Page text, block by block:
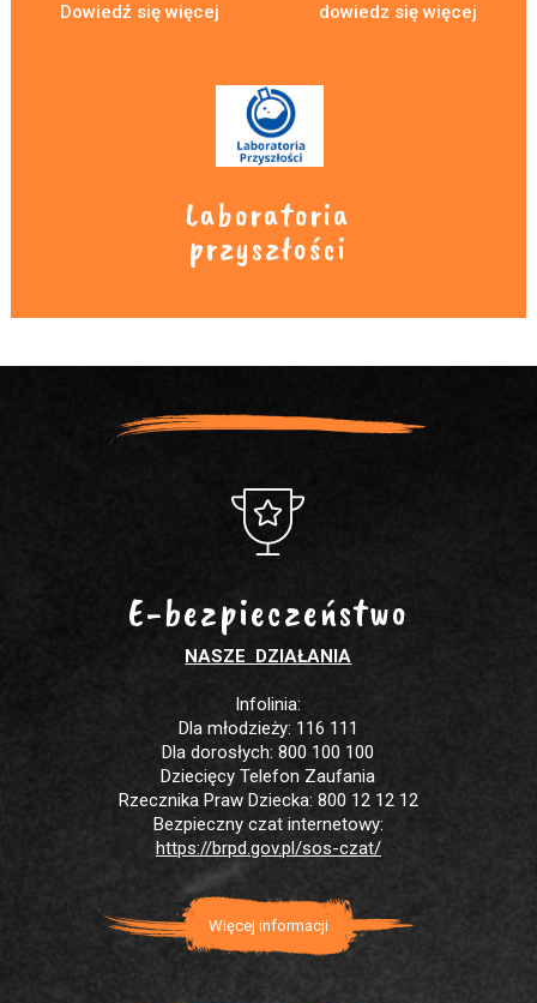
Dowiedź się więcej dowiedz się więcej
Laboratoria
przyszłości
E-bezpieczeństwo
NASZE DZIAŁANIA
Infolinia:
Dla młodzieży: 116 111
Dla dorosłych: 800 100 100
Dziecięcy Telefon Zaufania
Rzecznika Praw Dziecka: 800 12 12 12
Bezpieczny czat internetowy:
https://brpd.gov.pl/sos-czat/
Więcej informacji